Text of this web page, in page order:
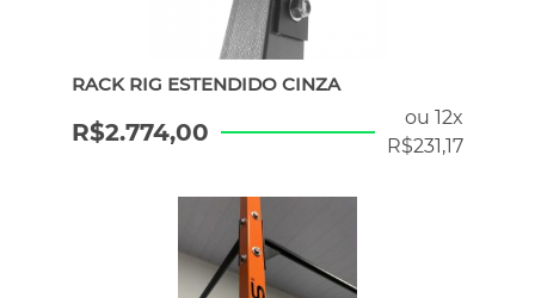
RACK RIG ESTENDIDO CINZA
ou 12x
R$231,17
R$2.774,00